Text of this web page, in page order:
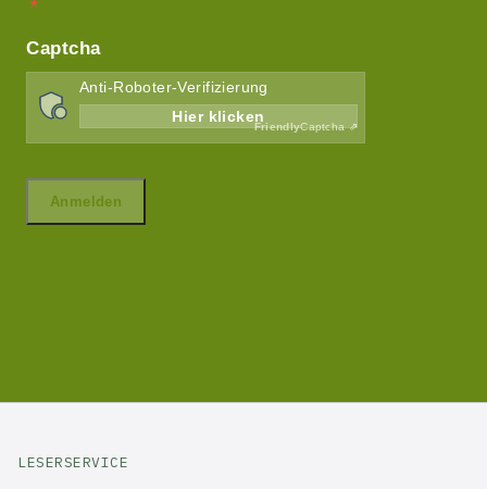
LESERSERVICE